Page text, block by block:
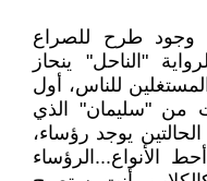
وجود طرح للصراع
"الناحل" ينحاز
للناس، أول
من "سليمان" الذي
يوجد رؤساء،
الأنواع...الرؤساء